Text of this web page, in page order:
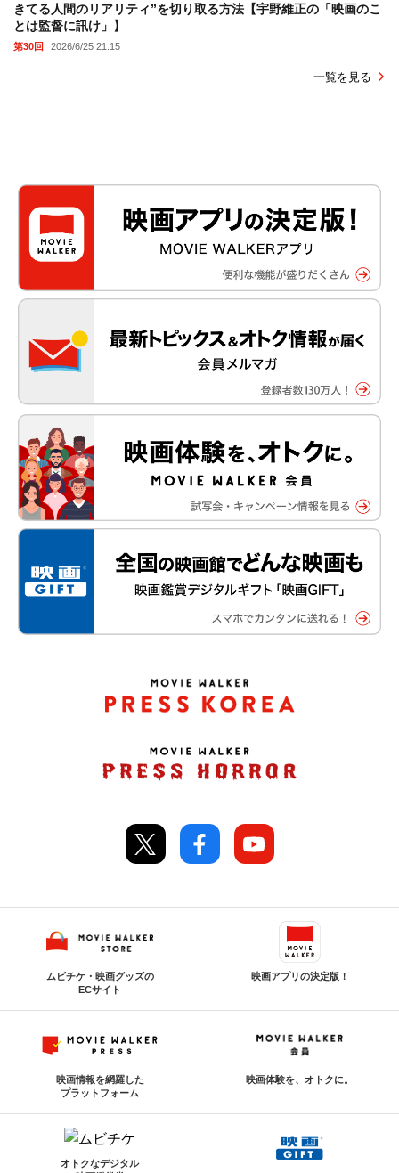
きてる人間のリアリティ”を切り取る方法【宇野維正の「映画のこ
とは監督に訊け」】
第30回 2026/6/25 21:15
一覧を見る
ムビチケ・映画グッズの
ECサイト
映画アプリの決定版！
映画情報を網羅した
プラットフォーム
映画体験を、オトクに。
オトクなデジタル